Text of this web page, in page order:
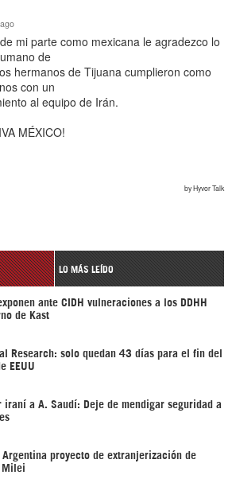
LO MÁS LEÍDO
ante CIDH vulneraciones a los DDHH
de Kast
Research: solo quedan 43 días para el fin del
EEUU
iraní a A. Saudí: Deje de mendigar seguridad a
Argentina proyecto de extranjerización de
Milei